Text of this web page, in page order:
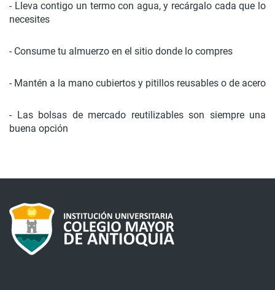
- Lleva contigo un termo con agua, y recárgalo cada que lo
necesites
- Consume tu almuerzo en el sitio donde lo compres
- Mantén a la mano cubiertos y pitillos reusables o de acero
- Las bolsas de mercado reutilizables son siempre una
buena opción